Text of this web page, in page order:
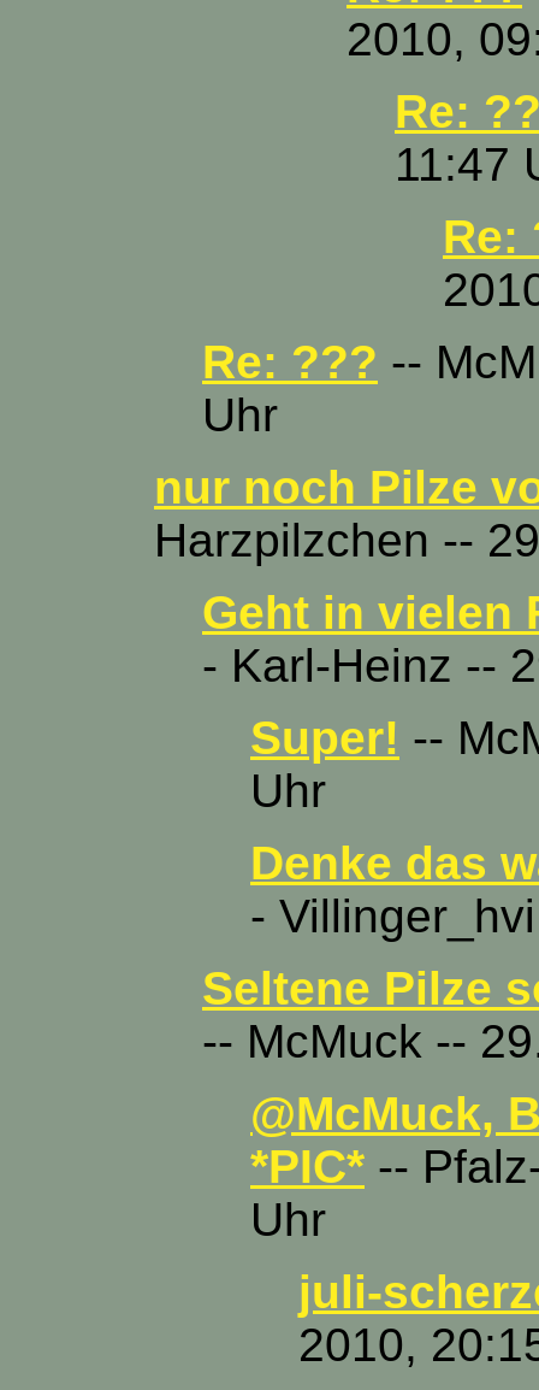
2010,
Re:
11:47
Re:
Re: ??? --
Uhr
nur noch Pilze
Harzpilzchen --
Geht in vielen
- Karl-Heinz --
Super! --
Uhr
Denke das
-
Seltene Pilze
-- McMuck --
@McMuck,
*PIC* --
Uhr
juli-
2010,